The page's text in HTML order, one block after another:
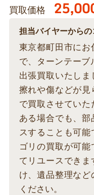
買取価格
担当バイヤーからの
東京都町田市にお
で、ターンテー
出張買取いたし
擦れや傷などが見
で買取させてい
ある場合でも、部
スすることも可
ゴリの買取が可
てリユースでき
け、遺品整理など
ください。